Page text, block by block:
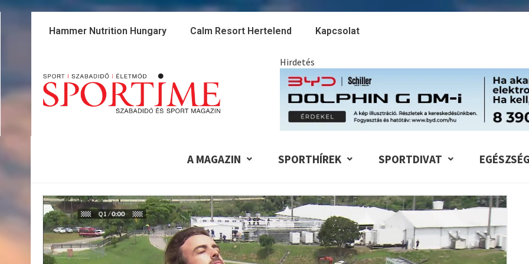
Skip
Hammer Nutrition Hungary Calm Resort Hertelend Kapcsolat
Hirdetés
A MAGAZIN SPORTHÍREK SPORTDIVAT EGÉSZSÉG